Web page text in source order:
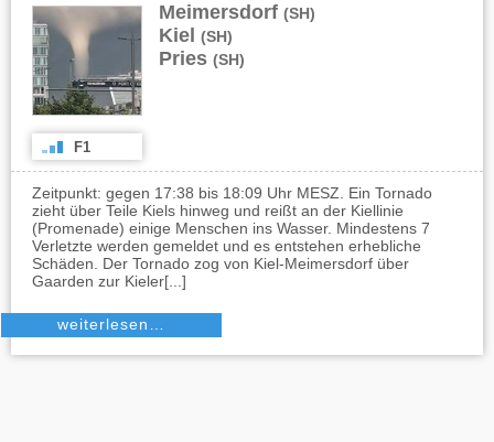
Meimersdorf (SH)
Kiel
(SH)
Pries (SH)
F1
Zeitpunkt: gegen 17:38 bis 18:09 Uhr MESZ. Ein Tornado
zieht über Teile Kiels hinweg und reißt an der Kiellinie
(Promenade) einige Menschen ins Wasser. Mindestens 7
Verletzte werden gemeldet und es entstehen erhebliche
Schäden. Der Tornado zog von Kiel-Meimersdorf über
Gaarden zur Kieler[...]
weiterlesen…